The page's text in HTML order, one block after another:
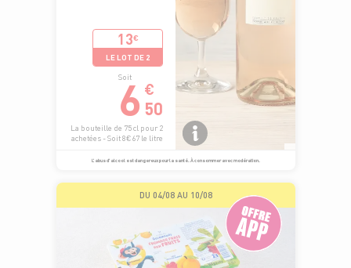
13€
LE LOT DE 2
Soit
6 €
50
La bouteille de 75 cl pour 2
achetées - Soit 8€67 le litre
L’abus d’alcool est dangereux pour la santé. À consommer avec modération.
DU 04/08 AU 10/08